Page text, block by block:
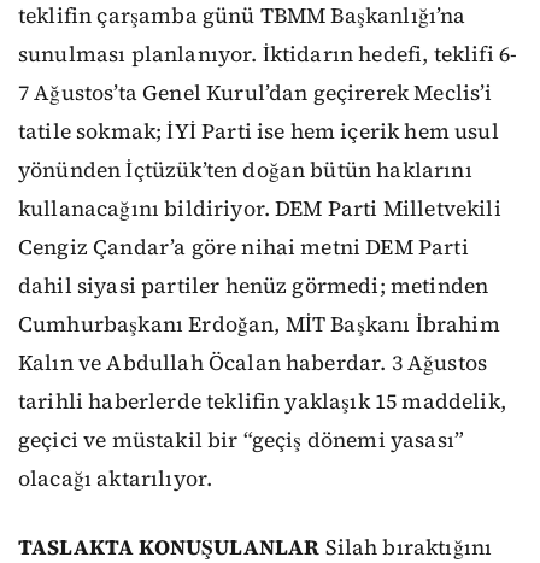
teklifin çarşamba günü TBMM Başkanlığı’na
sunulması planlanıyor. İktidarın hedefi, teklifi 6-
7 Ağustos’ta Genel Kurul’dan geçirerek Meclis’i
tatile sokmak; İYİ Parti ise hem içerik hem usul
yönünden İçtüzük’ten doğan bütün haklarını
kullanacağını bildiriyor. DEM Parti Milletvekili
Cengiz Çandar’a göre nihai metni DEM Parti
dahil siyasi partiler henüz görmedi; metinden
Cumhurbaşkanı Erdoğan, MİT Başkanı İbrahim
Kalın ve Abdullah Öcalan haberdar. 3 Ağustos
tarihli haberlerde teklifin yaklaşık 15 maddelik,
geçici ve müstakil bir “geçiş dönemi yasası”
olacağı aktarılıyor.
TASLAKTA KONUŞULANLAR Silah bıraktığını